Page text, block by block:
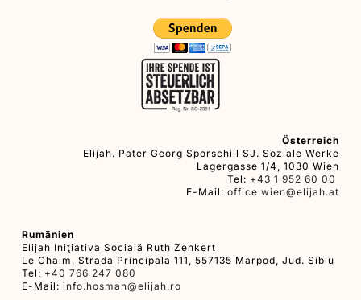
Österreich
Elijah. Pater Georg Sporschill SJ. Soziale Werke
Lagergasse 1/4, 1030 Wien
Tel: +43 1 952 60 00
E-Mail: office.wien@elijah.at
Rumänien
Elijah Iniţiativa Socială Ruth Zenkert
Le Chaim, Strada Principala 111, 557135 Marpod, Jud. Sibiu
Tel: +40 766 247 080
E-Mail: info.hosman@elijah.ro